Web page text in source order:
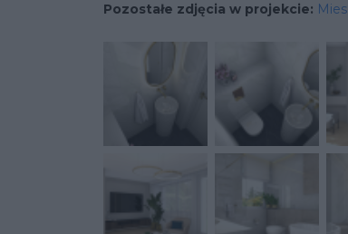
Pozostałe zdjęcia w projekcie: